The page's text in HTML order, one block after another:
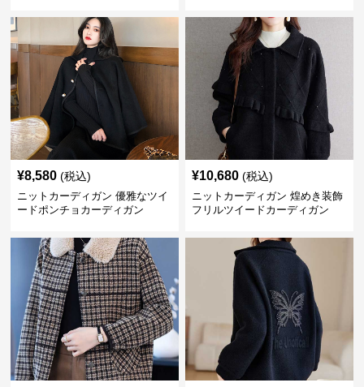
¥8,580 (税込)
ニットカーディガン 優雅なツイ
ードポンチョカーディガン
¥10,680 (税込)
ニットカーディガン 煌めき装飾
フリルツイードカーディガン